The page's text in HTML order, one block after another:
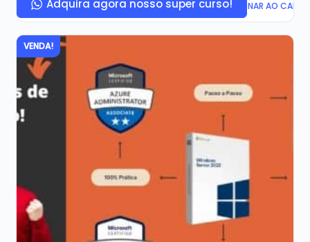
Original
ADICIONAR AO
Adquira agora nosso super curso!
VENDA!